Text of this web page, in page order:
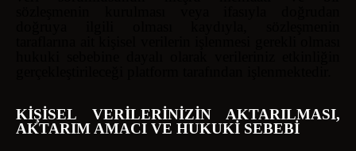
KİŞİSEL VERİLERİNİZİN AKTARILMASI,
AKTARIM AMACI VE HUKUKİ SEBEBİ